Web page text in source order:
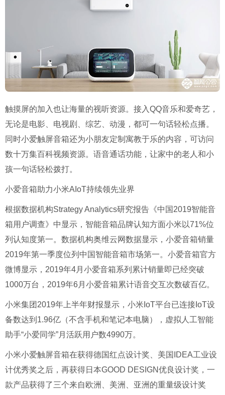
触摸屏的加入也让海量的视听资源。接入QQ音乐和爱奇艺，
无论是电影、电视剧、综艺、动漫，都可一句话轻松点播。
同时小爱触屏音箱还为小朋友定制寓教于乐的内容，可访问
数十万集百科视频资源。语音通话功能，让家中的老人和小
孩一句话轻松拨打。
小爱音箱助力小米AIoT持续领先业界
根据数据机构Strategy Analytics研究报告《中国2019智能音
箱用户调查》中显示，智能音箱品牌认知方面小米以71%位
列认知度第一。数据机构奥维云网数据显示，小爱音箱销量
2019年第一季度位列中国智能音箱市场第一。小爱音箱官方
微博显示，2019年4月小爱音箱系列累计销量即已经突破
1000万台，2019年6月小爱音箱累计语音交互次数破百亿。
小米集团2019年上半年财报显示，小米IoT平台已连接IoT设
备数达到1.96亿（不含手机和笔记本电脑），虚拟人工智能
助手“小爱同学”月活跃用户数4990万。
小米小爱触屏音箱在获得德国红点设计奖、美国IDEA工业设
计优秀奖之后，再获得日本GOOD DESIGN优良设计奖，一
款产品获得了三个来自欧洲、美洲、亚洲的重量级设计奖